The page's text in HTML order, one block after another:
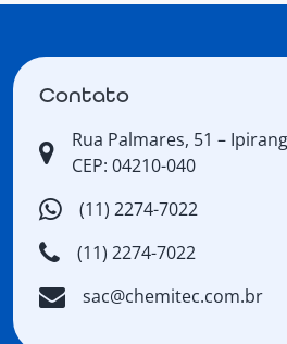
Contato
Rua Palmares, 51 –
CEP: 04210-040
(11) 2274-7022
(11) 2274-7022
sac@chemitec.com.br